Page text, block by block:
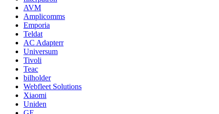
AVM
Amplicomms
Emporia
Teldat
AC Adapterr
Universum
Tivoli
Teac
bilholder
Webfleet Solutions
Xiaomi
Uniden